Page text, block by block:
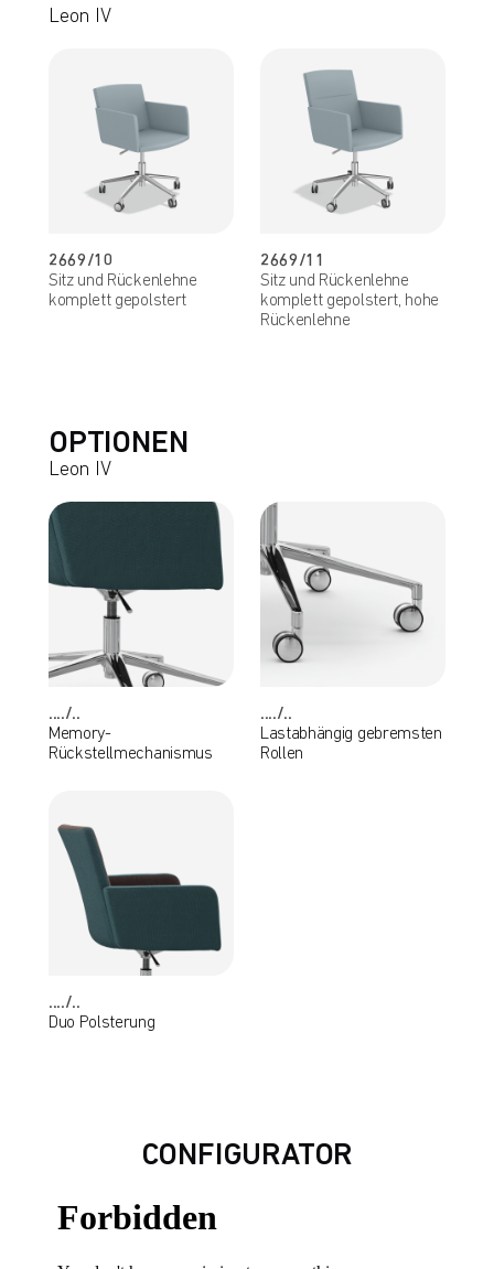
Leon IV
2669/10
Sitz und Rückenlehne
komplett gepolstert
2669/11
Sitz und Rückenlehne
komplett gepolstert, hohe
Rückenlehne
OPTIONEN
Leon IV
..../..
Memory-
Rückstellmechanismus
..../..
Lastabhängig gebremsten
Rollen
..../..
Duo Polsterung
CONFIGURATOR